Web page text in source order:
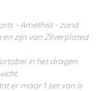
- Amethist - zand
zijn van Zilverplated
in het dragen
er maar 1 set van is